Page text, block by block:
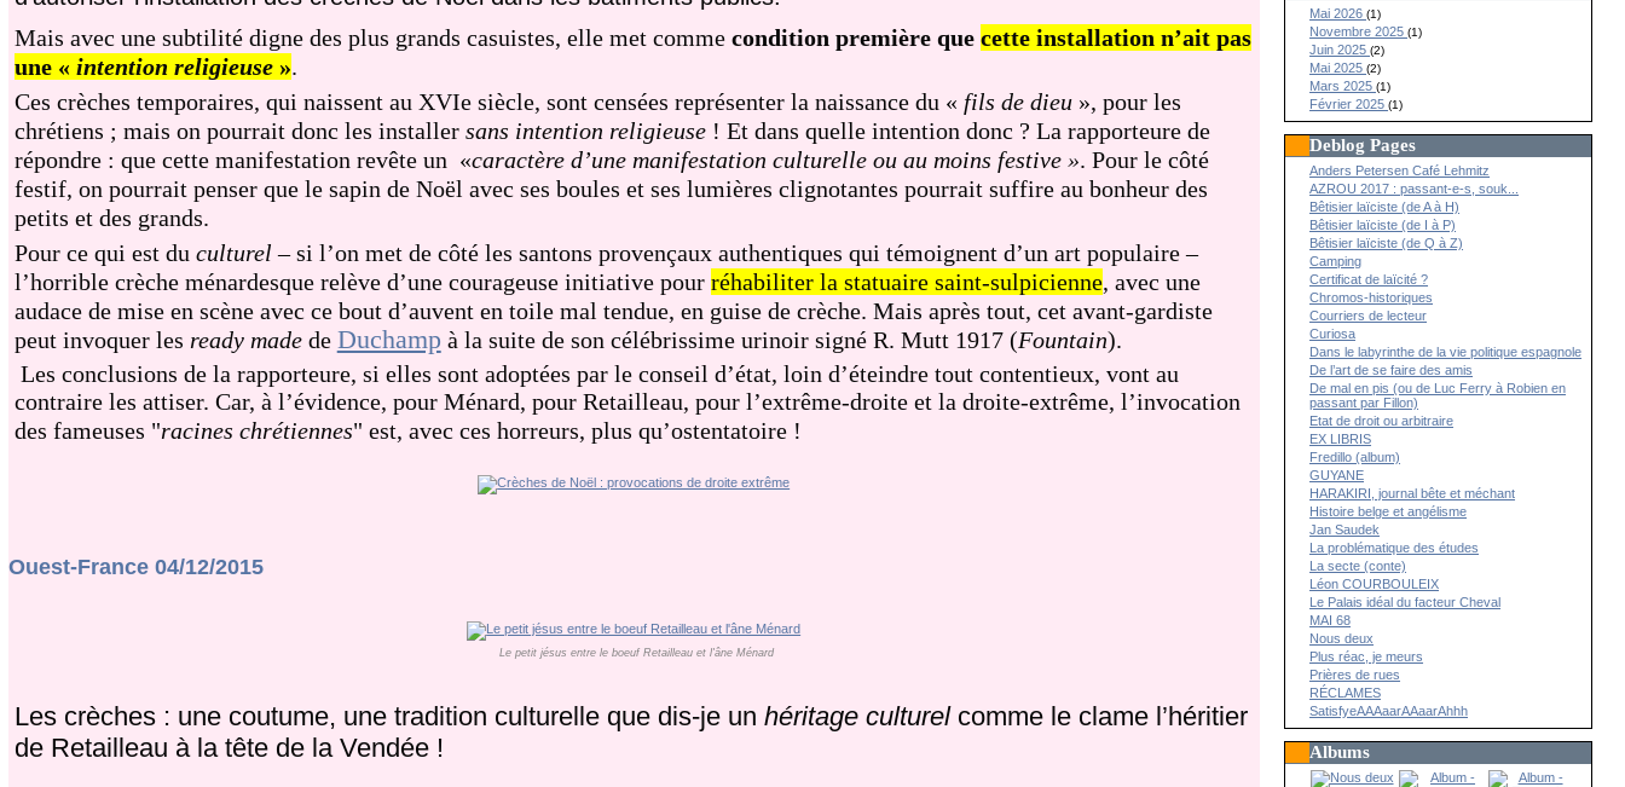
Mais avec une subtilité digne des plus grands casuistes, elle met comme condition première que cette installation n’ait pas
une « intention religieuse ».
Ces crèches temporaires, qui naissent au XVIe siècle, sont censées représenter la naissance du « fils de dieu», pour les
chrétiens ; mais on pourrait donc les installer sans intention religieuse! Et dans quelle intention donc ? La rapporteure de
répondre : que cette manifestation revête un «caractère d’une manifestation culturelle ou au moins festive ». Pour le côté
festif, on pourrait penser que le sapin de Noël avec ses boules et ses lumières clignotantes pourrait suffire au bonheur des
petits et des grands.
Pour ce qui est du culturel – si l’on met de côté les santons provençaux authentiques qui témoignent d’un art populaire –
l’horrible crèche ménardesque relève d’une courageuse initiative pour réhabiliter la statuaire saint-sulpicienne, avec une
audace de mise en scène avec ce bout d’auvent en toile mal tendue, en guise de crèche. Mais après tout, cet avant-gardiste
peut invoquer les ready madede Duchamp à la suite de son célébrissime urinoir signé R. Mutt 1917 (Fountain).
Les conclusions de la rapporteure, si elles sont adoptées par le conseil d’état, loin d’éteindre tout contentieux, vont au
contraire les attiser. Car, à l’évidence, pour Ménard, pour Retailleau, pour l’extrême-droite et la droite-extrême, l’invocation
des fameuses "racines chrétiennes" est, avec ces horreurs, plus qu’ostentatoire !
Ouest-France 04/12/2015
Le petit jésus entre le boeuf Retailleau et l'âne Ménard
Les crèches : une coutume, une tradition culturelle que dis-je un héritage culturelcomme le clame l’héritier
de Retailleau à la tête de la Vendée !
Mai 2026(1)
Novembre 2025(1)
Juin 2025(2)
Mai 2025(2)
Mars 2025(1)
Février 2025(1)
Deblog Pages
Anders Petersen Café Lehmitz
AZROU 2017 : passant-e-s, souk...
Bêtisier laïciste (de A à H)
Bêtisier laïciste (de I à P)
Bêtisier laïciste (de Q à Z)
Camping
Certificat de laïcité ?
Chromos-historiques
Courriers de lecteur
Curiosa
Dans le labyrinthe de la vie politique espagnole
De l’art de se faire des amis
De mal en pis (ou de Luc Ferry à Robien en
passant par Fillon)
Etat de droit ou arbitraire
EX LIBRIS
Fredillo (album)
GUYANE
HARAKIRI, journal bête et méchant
Histoire belge et angélisme
Jan Saudek
La problématique des études
La secte (conte)
Léon COURBOULEIX
Le Palais idéal du facteur Cheval
MAI 68
Nous deux
Plus réac, je meurs
Prières de rues
RÉCLAMES
SatisfyeAAAaarAAaarAhhh
Albums